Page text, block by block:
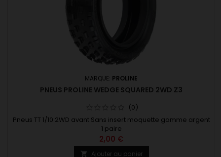
MARQUE: PROLINE
PNEUS PROLINE WEDGE SQUARED 2WD Z3
(0)
Pneus TT 1/10 2WD avant Sans insert moquette gomme argent
1 paire
2,00 €
 Ajouter au panier